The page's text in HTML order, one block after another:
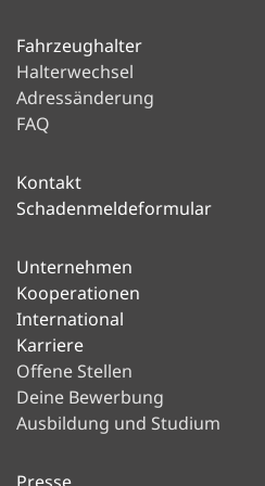
Fahrzeughalter
Halterwechsel
Adressänderung
FAQ
Kontakt
Schadenmeldeformular
Unternehmen
Kooperationen
International
Karriere
Offene Stellen
Deine Bewerbung
Ausbildung und Studium
Presse